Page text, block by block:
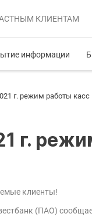
КЛИЕНТАМ
информации
г. режим работы
г.
клиенты!
(ПАО)